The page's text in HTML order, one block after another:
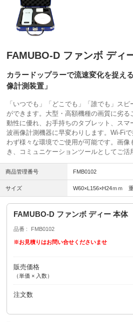
FAMUBO-D ファンボ ディ
カラードップラーで流速変化を捉え
像計測装置」
「いつでも」「どこでも」「誰でも」ス
ができます。大型・高額機種の画質に劣
動性に優れ、お手持ちのタブレット、ス
波画像計測機器に早変わりします。Wi-Fi
わず様々な環境でご使用が可能です。画
き、コミュニケーションツールとしてご活
商品管理番号 FMB0102
サイズ W60×L156×H24ｍｍ
FAMUBO-D ファンボ ディー 本体
品番 FMB0102
※お見積りはお問い合せくださいませ
販売価格
（単価 × 入数）
注文数